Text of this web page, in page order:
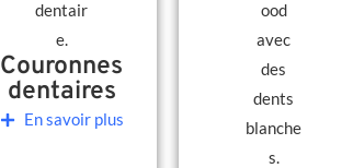
Couronnes
dentaires
En savoir plus